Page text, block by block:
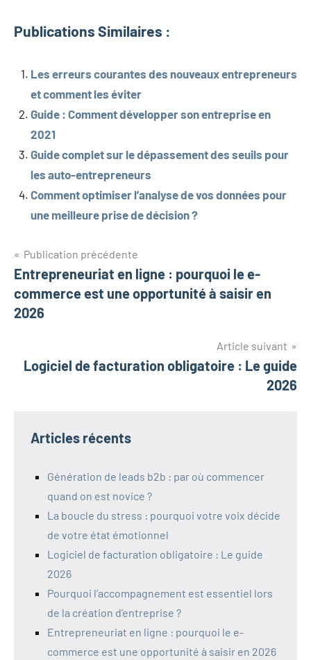
Publications Similaires :
Les erreurs courantes des nouveaux entrepreneurs
et comment les éviter
Guide : Comment développer son entreprise en
2021
Guide complet sur le dépassement des seuils pour
les auto-entrepreneurs
Comment optimiser l’analyse de vos données pour
une meilleure prise de décision ?
Navigation
de
l’article
Publication précédente
Entrepreneuriat en ligne : pourquoi le e-
commerce est une opportunité à saisir en
2026
Article suivant
Logiciel de facturation obligatoire : Le guide
2026
Articles récents
Génération de leads b2b : par où commencer
quand on est novice ?
La boucle du stress : pourquoi votre voix décide
de votre état émotionnel
Logiciel de facturation obligatoire : Le guide
2026
Pourquoi l’accompagnement est essentiel lors
de la création d’entreprise ?
Entrepreneuriat en ligne : pourquoi le e-
commerce est une opportunité à saisir en 2026